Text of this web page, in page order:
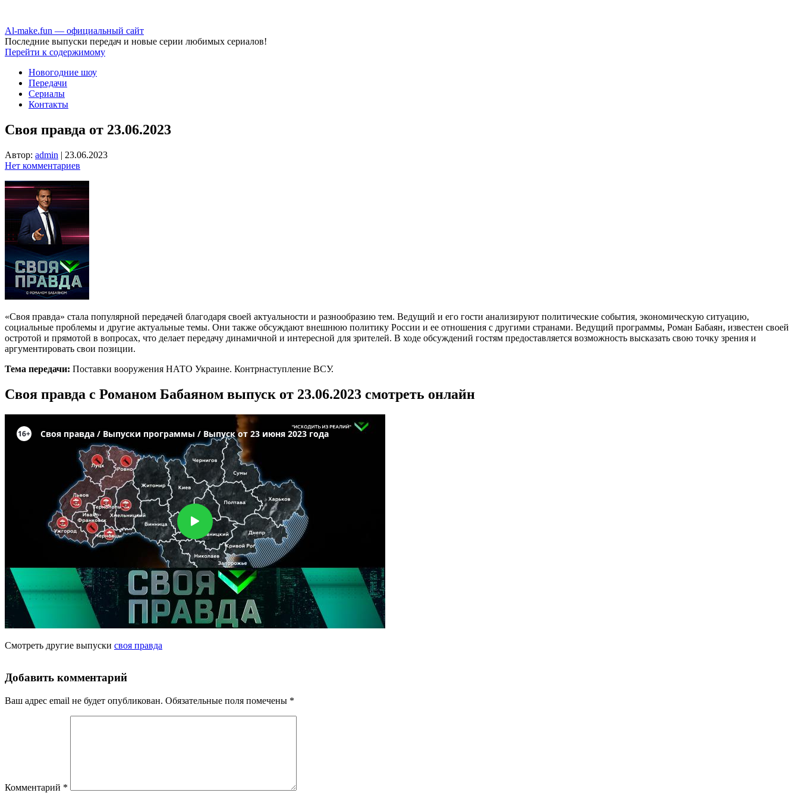
Аl-make.fun — официальный сайт
Последние выпуски передач и новые серии любимых сериалов!
Перейти к содержимому
Новогодние шоу
Передачи
Сериалы
Контакты
Своя правда от 23.06.2023
Автор: admin | 23.06.2023
Нет комментариев
«Своя правда» стала популярной передачей благодаря своей актуальности и разнообразию тем. Ведущий и его гости анализируют политические события, экономическую ситуацию,
социальные проблемы и другие актуальные темы. Они также обсуждают внешнюю политику России и ее отношения с другими странами. Ведущий программы, Роман Бабаян, известен своей
остротой и прямотой в вопросах, что делает передачу динамичной и интересной для зрителей. В ходе обсуждений гостям предоставляется возможность высказать свою точку зрения и
аргументировать свои позиции.
Тема передачи: Поставки вооружения НАТО Украине. Контрнаступление ВСУ.
Своя правда с Романом Бабаяном выпуск от 23.06.2023 смотреть онлайн
Смотреть другие выпуски своя правда
Добавить комментарий
Ваш адрес email не будет опубликован. Обязательные поля помечены *
Комментарий *